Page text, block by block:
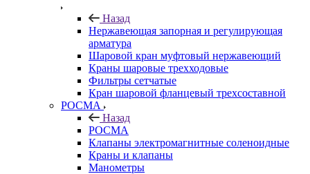
Назад
Нержавеющая запорная и регулирующая
арматура
Шаровой кран муфтовый нержавеющий
Краны шаровые трехходовые
Фильтры сетчатые
Кран шаровой фланцевый трехсоставной
РОСМА
Назад
РОСМА
Клапаны электромагнитные соленоидные
Краны и клапаны
Манометры